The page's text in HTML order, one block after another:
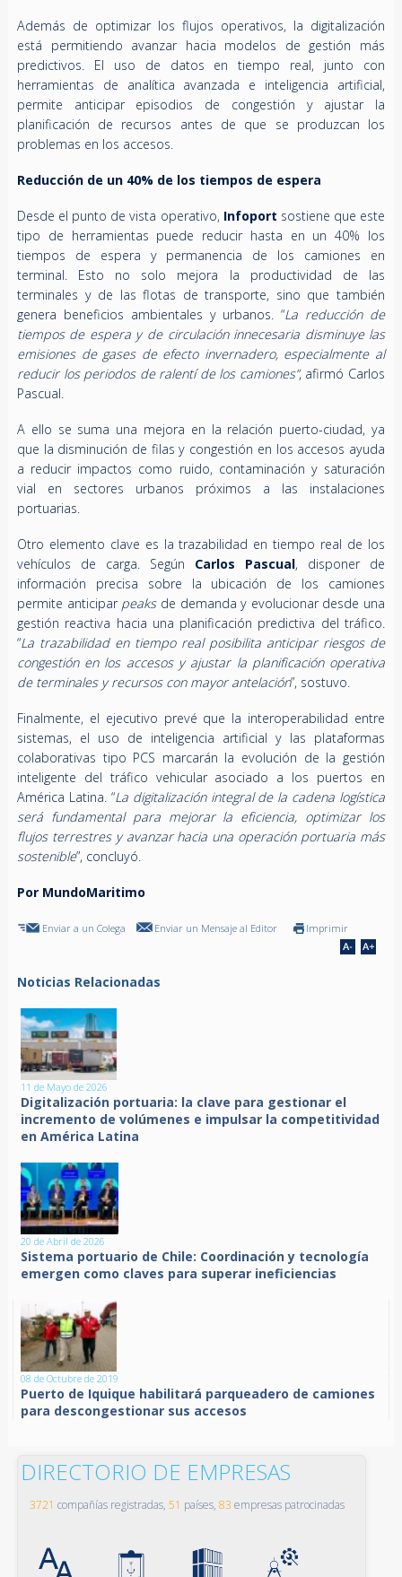
Además de optimizar los flujos operativos, la digitalización
está permitiendo avanzar hacia modelos de gestión más
predictivos. El uso de datos en tiempo real, junto con
herramientas de analítica avanzada e inteligencia artificial,
permite anticipar episodios de congestión y ajustar la
planificación de recursos antes de que se produzcan los
problemas en los accesos.
Reducción de un 40% de los tiempos de espera
Desde el punto de vista operativo, Infoport sostiene que este
tipo de herramientas puede reducir hasta en un 40% los
tiempos de espera y permanencia de los camiones en
terminal. Esto no solo mejora la productividad de las
terminales y de las flotas de transporte, sino que también
genera beneficios ambientales y urbanos. “La reducción de
tiempos de espera y de circulación innecesaria disminuye las
emisiones de gases de efecto invernadero, especialmente al
reducir los periodos de ralentí de los camiones”, afirmó Carlos
Pascual.
A ello se suma una mejora en la relación puerto-ciudad, ya
que la disminución de filas y congestión en los accesos ayuda
a reducir impactos como ruido, contaminación y saturación
vial en sectores urbanos próximos a las instalaciones
portuarias.
Otro elemento clave es la trazabilidad en tiempo real de los
vehículos de carga. Según Carlos Pascual, disponer de
información precisa sobre la ubicación de los camiones
permite anticipar peaks de demanda y evolucionar desde una
gestión reactiva hacia una planificación predictiva del tráfico.
“La trazabilidad en tiempo real posibilita anticipar riesgos de
congestión en los accesos y ajustar la planificación operativa
de terminales y recursos con mayor antelación”, sostuvo.
Finalmente, el ejecutivo prevé que la interoperabilidad entre
sistemas, el uso de inteligencia artificial y las plataformas
colaborativas tipo PCS marcarán la evolución de la gestión
inteligente del tráfico vehicular asociado a los puertos en
América Latina. “La digitalización integral de la cadena logística
será fundamental para mejorar la eficiencia, optimizar los
flujos terrestres y avanzar hacia una operación portuaria más
sostenible”, concluyó.
Por MundoMaritimo
Enviar a un Colega Enviar un Mensaje al Editor Imprimir
Noticias Relacionadas
11 de Mayo de 2026
Digitalización portuaria: la clave para gestionar el
incremento de volúmenes e impulsar la competitividad
en América Latina
20 de Abril de 2026
Sistema portuario de Chile: Coordinación y tecnología
emergen como claves para superar ineficiencias
08 de Octubre de 2019
Puerto de Iquique habilitará parqueadero de camiones
para descongestionar sus accesos
DIRECTORIO DE EMPRESAS
3721 compañías registradas, 51 países, 83 empresas patrocinadas